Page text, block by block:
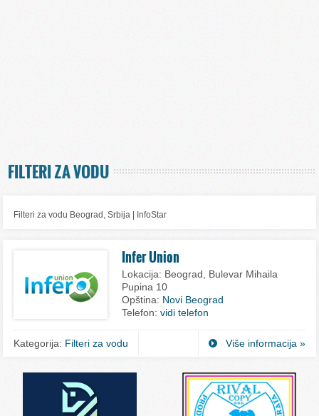
FILTERI ZA VODU
Filteri za vodu Beograd, Srbija | InfoStar
Infer Union
Lokacija: Beograd, Bulevar Mihaila
Pupina 10
Opština: Novi Beograd
Telefon:vidi telefon
Kategorija: Filteri za vodu Više informacija »